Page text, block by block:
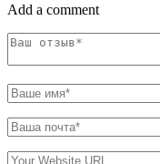
Add a comment